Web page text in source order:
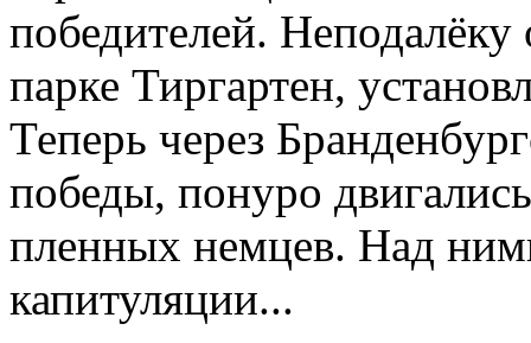
победителей. Неподалёку
парке Тиргартен,
Теперь через
победы, понуро
пленных немцев. Над
капитуляции...